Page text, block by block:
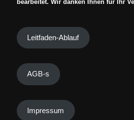
bearbeitet. Wir danken Ihnen für Ihr
Leitfaden-Ablauf
AGB-s
Impressum